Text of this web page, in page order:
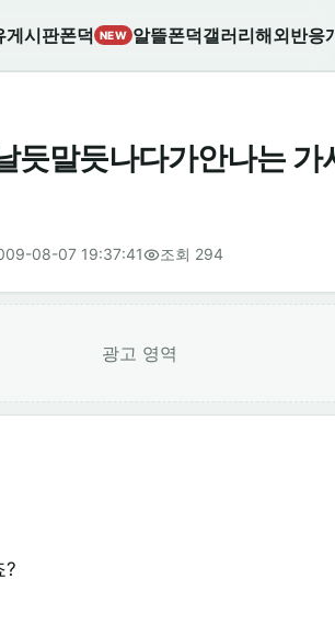
게시판폰덕 NEW 알뜰폰덕갤러리해외반응
듯말듯나다가안나는 가
08-07 19:37:41 조회 294
광고 영역
?